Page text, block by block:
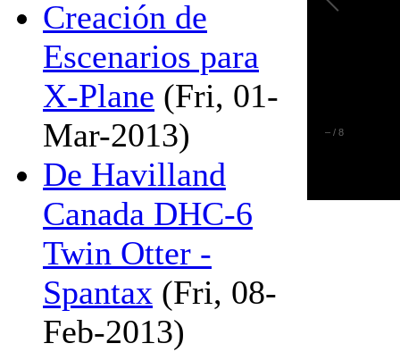
Creación de
Escenarios para
X-Plane (Fri, 01-
Mar-2013)
De Havilland
Canada DHC-6
Twin Otter -
Spantax (Fri, 08-
Feb-2013)
– / 8